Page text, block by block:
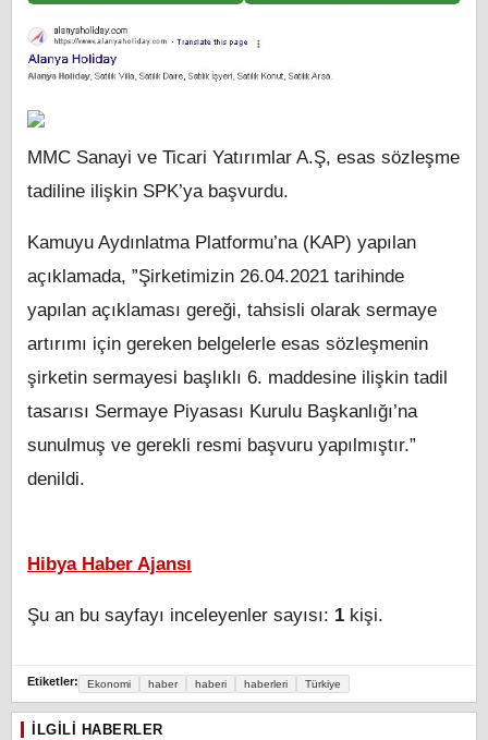
MMC Sanayi ve Ticari Yatırımlar A.Ş, esas sözleşme
tadiline ilişkin SPK’ya başvurdu.
Kamuyu Aydınlatma Platformu’na (KAP) yapılan
açıklamada, ”Şirketimizin 26.04.2021 tarihinde
yapılan açıklaması gereği, tahsisli olarak sermaye
artırımı için gereken belgelerle esas sözleşmenin
şirketin sermayesi başlıklı 6. maddesine ilişkin tadil
tasarısı Sermaye Piyasası Kurulu Başkanlığı’na
sunulmuş ve gerekli resmi başvuru yapılmıştır.”
denildi.
Hibya Haber Ajansı
Şu an bu sayfayı inceleyenler sayısı: 1 kişi.
Etiketler: Ekonomi haber haberi haberleri Türkiye
İLGILI HABERLER